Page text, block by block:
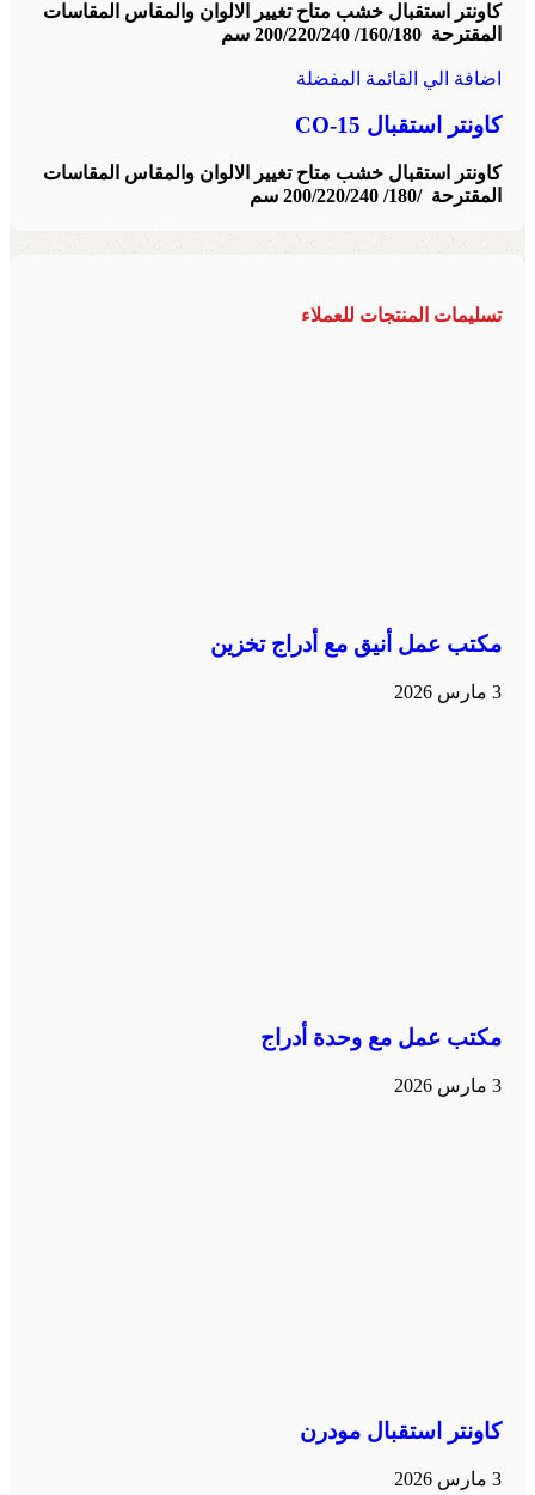
كاونتر استقبال خشب متاح تغيير الالوان والمقاس المقاسات
المقترحة 160/180/ 200/220/240 سم
اضافة الي القائمة المفضلة
كاونتر استقبال CO-15
كاونتر استقبال خشب متاح تغيير الالوان والمقاس المقاسات
المقترحة /180/ 200/220/240 سم
تسليمات المنتجات للعملاء
مكتب عمل أنيق مع أدراج تخزين
3 مارس 2026
مكتب عمل مع وحدة أدراج
3 مارس 2026
كاونتر استقبال مودرن
3 مارس 2026